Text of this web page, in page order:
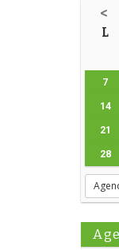
<
L
7
14
21
28